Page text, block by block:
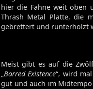
hier die Fahne weit oben
Thrash Metal Platte, die
gebrettert und runterholzt
Meist gibt es auf die
„Barred Existence“, wird
gut und auch im